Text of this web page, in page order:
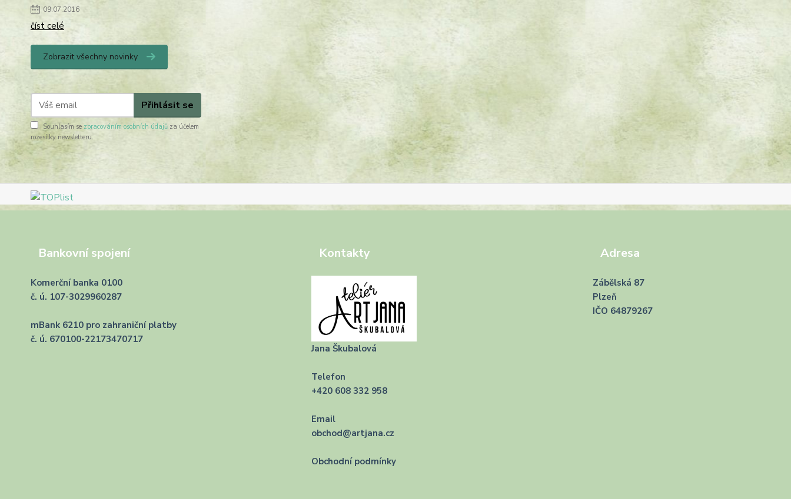
09.07.2016
číst celé
Zobrazit všechny novinky
Přihlásit se
Souhlasím se zpracováním osobních údajů za účelem
rozesílky newsletteru.
Bankovní spojení
Komerční banka 0100
č. ú. 107-3029960287
mBank 6210 pro zahraniční platby
č. ú. 670100-22173470717
Kontakty
Jana Škubalová
Telefon
+420 608 332 958
Email
obchod@artjana.cz
Obchodní podmínky
Adresa
Zábělská 87
Plzeň
IČO 64879267